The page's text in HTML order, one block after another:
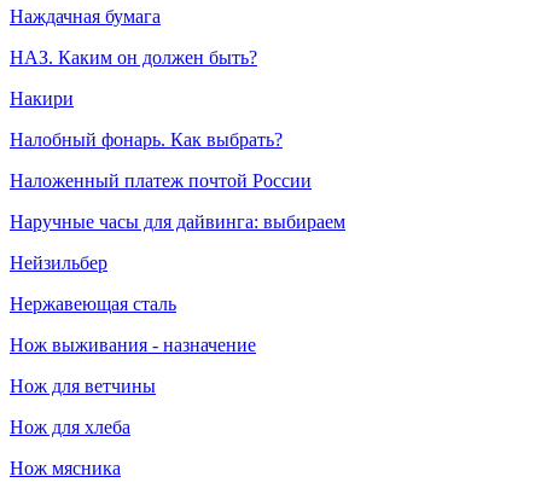
Наждачная бумага
НАЗ. Каким он должен быть?
Накири
Налобный фонарь. Как выбрать?
Наложенный платеж почтой России
Наручные часы для дайвинга: выбираем
Нейзильбер
Нержавеющая сталь
Нож выживания - назначение
Нож для ветчины
Нож для хлеба
Нож мясника